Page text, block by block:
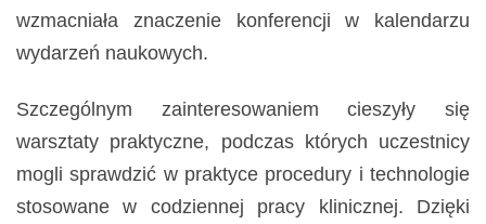
wzmacniała znaczenie konferencji w kalendarzu
wydarzeń naukowych.
Szczególnym zainteresowaniem cieszyły się
warsztaty praktyczne, podczas których uczestnicy
mogli sprawdzić w praktyce procedury i technologie
stosowane w codziennej pracy klinicznej. Dzięki